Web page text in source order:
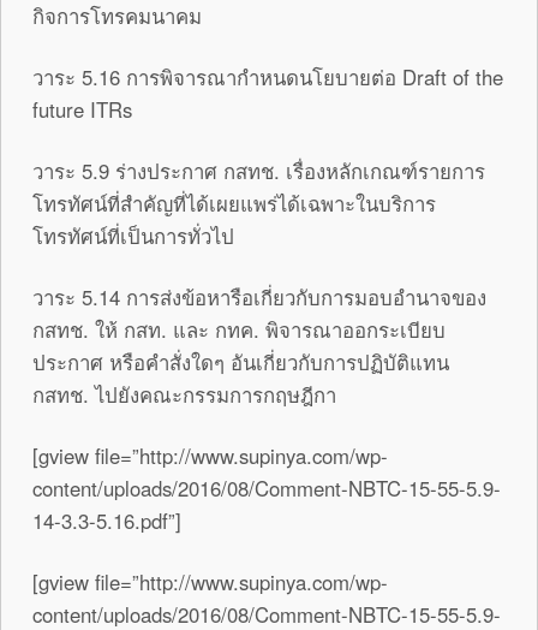
กิจการโทรคมนาคม
วาระ 5.16 การพิจารณากำหนดนโยบายต่อ Draft of the
future ITRs
วาระ 5.9 ร่างประกาศ กสทช. เรื่องหลักเกณฑ์รายการ
โทรทัศน์ที่สำคัญที่ได้เผยแพร่ได้เฉพาะในบริการ
โทรทัศน์ที่เป็นการทั่วไป
วาระ 5.14 การส่งข้อหารือเกี่ยวกับการมอบอำนาจของ
กสทช. ให้ กสท. และ กทค. พิจารณาออกระเบียบ
ประกาศ หรือคำสั่งใดๆ อันเกี่ยวกับการปฏิบัติแทน
กสทช. ไปยังคณะกรรมการกฤษฎีกา
[gview file=”http://www.supinya.com/wp-
content/uploads/2016/08/Comment-NBTC-15-55-5.9-
14-3.3-5.16.pdf”]
[gview file=”http://www.supinya.com/wp-
content/uploads/2016/08/Comment-NBTC-15-55-5.9-